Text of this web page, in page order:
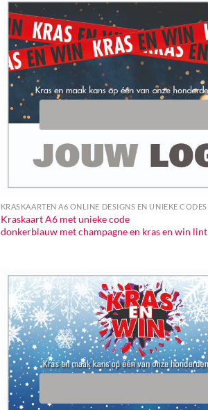
KRASKAARTEN A6 ONLINE DESIGNS EN UNIEKE CODES
Kraskaart A6 met unieke code
donkerblauw met champagne en kras en win lint